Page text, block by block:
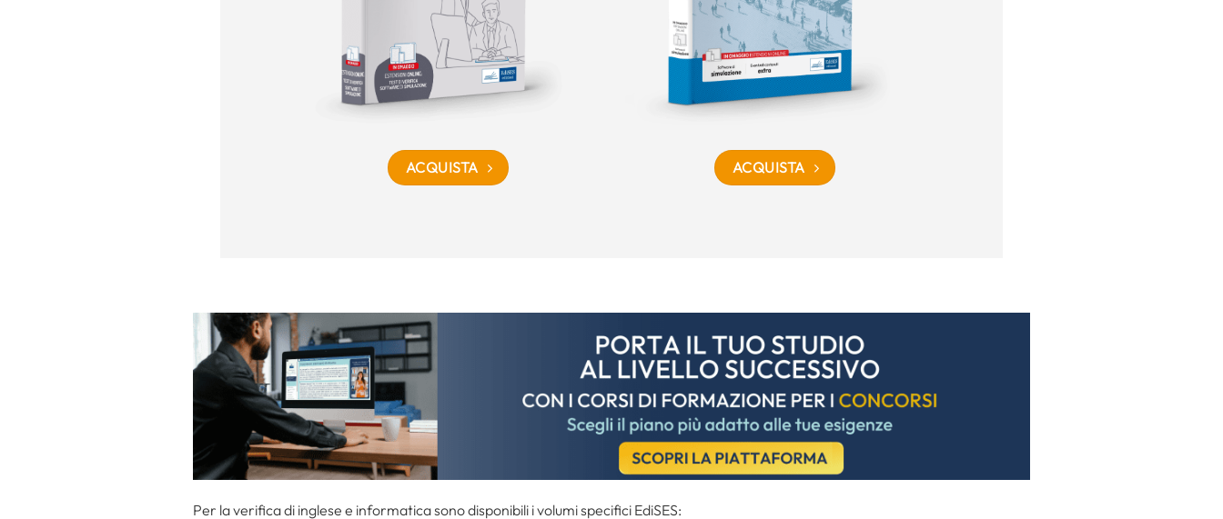
ACQUISTA ACQUISTA
Per la verifica di inglese e informatica sono disponibili i volumi specifici EdiSES: